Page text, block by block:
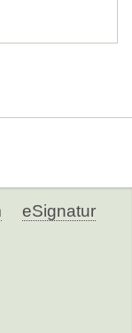
eSignatur